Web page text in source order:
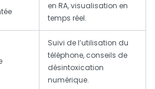
en RA, visualisation en
temps réel.
Suivi de l’utilisation du
téléphone, conseils de
désintoxication
numérique.